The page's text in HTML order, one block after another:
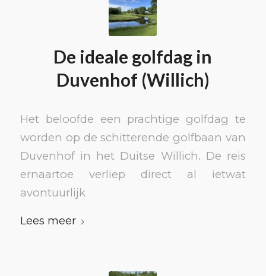
De ideale golfdag in
Duvenhof (Willich)
Het beloofde een prachtige golfdag te
worden op de schitterende golfbaan van
Duvenhof in het Duitse Willich. De reis
ernaartoe verliep direct al ietwat
avontuurlijk
Lees meer